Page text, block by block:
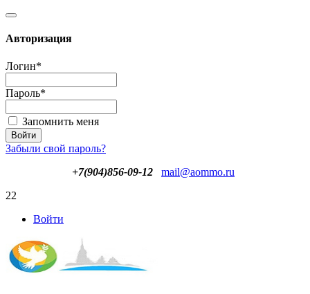
Авторизация
Логин*
Пароль*
Запомнить меня
Забыли свой пароль?
+7(904)856-09-12
mail@aommo.ru
22
Войти